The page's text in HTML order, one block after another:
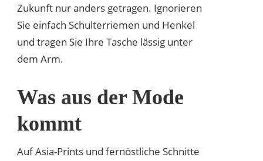
Zukunft nur anders getragen. Ignorieren
Sie einfach Schulterriemen und Henkel
und tragen Sie Ihre Tasche lässig unter
dem Arm.
Was aus der Mode
kommt
Auf Asia-Prints und fernöstliche Schnitte